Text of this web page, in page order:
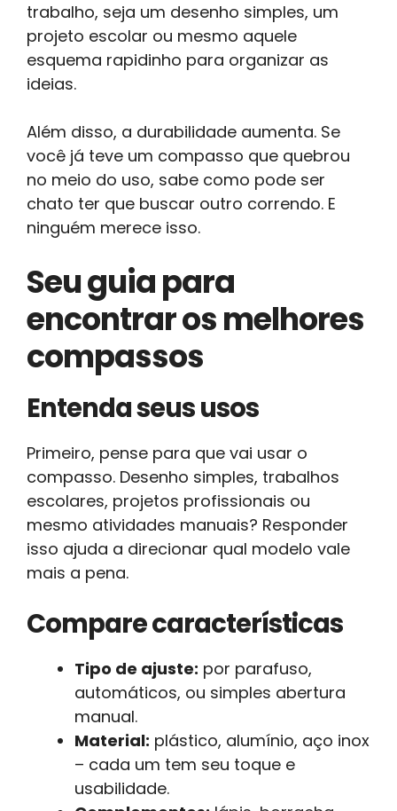
trabalho, seja um desenho simples, um
projeto escolar ou mesmo aquele
esquema rapidinho para organizar as
ideias.
Além disso, a durabilidade aumenta. Se
você já teve um compasso que quebrou
no meio do uso, sabe como pode ser
chato ter que buscar outro correndo. E
ninguém merece isso.
Seu guia para
encontrar os melhores
compassos
Entenda seus usos
Primeiro, pense para que vai usar o
compasso. Desenho simples, trabalhos
escolares, projetos profissionais ou
mesmo atividades manuais? Responder
isso ajuda a direcionar qual modelo vale
mais a pena.
Compare características
Tipo de ajuste: por parafuso,
automáticos, ou simples abertura
manual.
Material: plástico, alumínio, aço inox
– cada um tem seu toque e
usabilidade.